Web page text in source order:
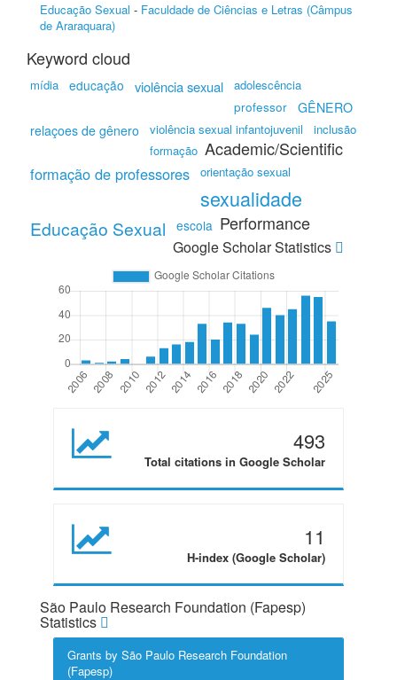
Educação Sexual - Faculdade de Ciências e Letras (Câmpus
de Araraquara)
Keyword cloud
mídia educação violência sexual adolescência
professor GÊNERO
relaçoes de gênero
violência sexual infantojuvenil
inclusão
formação
formação de professores orientação sexual
sexualidade
Educação Sexual escola
Academic/Scientific
Performance
Google Scholar Statistics
493
Total citations in Google Scholar
11
H-index (Google Scholar)
São Paulo Research Foundation (Fapesp)
Statistics
Grants by São Paulo Research Foundation
(Fapesp)